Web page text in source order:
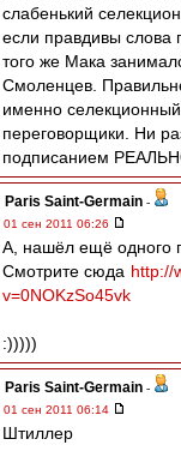
слабенький
если правдивы слова
того же Мака
Смоленцев.
именно
переговорщики. Ни
подписанием
Paris Saint-Germain -
01 сен 2011 06:26
А, нашёл ещё одного
Смотрите сюда http://
v=0NOKzSo45vk
:)))))
Paris Saint-Germain -
01 сен 2011 06:14
Штиллер